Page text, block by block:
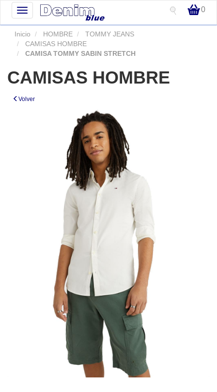
0
Toggle
Inicio HOMBRE
TOMMY JEANS
CAMISAS HOMBRE
CAMISA TOMMY SABIN STRETCH
CAMISAS HOMBRE
Volver